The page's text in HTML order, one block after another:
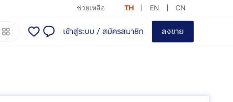
ช่วยเหลือ TH EN CN
เข้าสู่ระบบ / สมัครสมาชิก ลงขาย